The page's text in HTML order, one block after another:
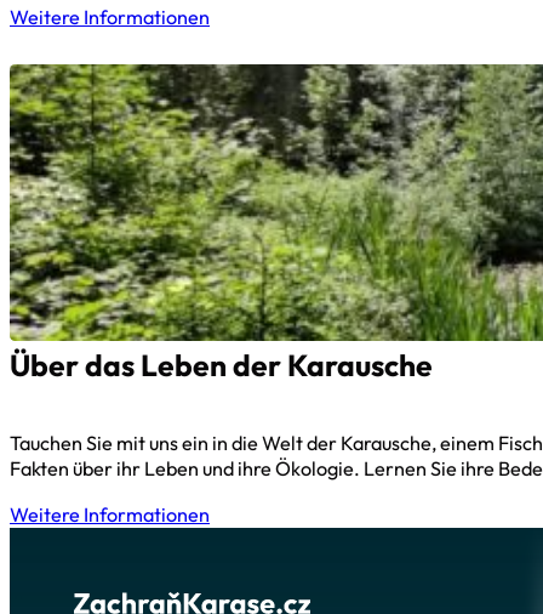
Weitere Informationen
Über das Leben der Karausche
Tauchen Sie mit uns ein in die Welt der Karausche, einem
Fakten über ihr Leben und ihre Ökologie. Lernen Sie ihre
Weitere Informationen